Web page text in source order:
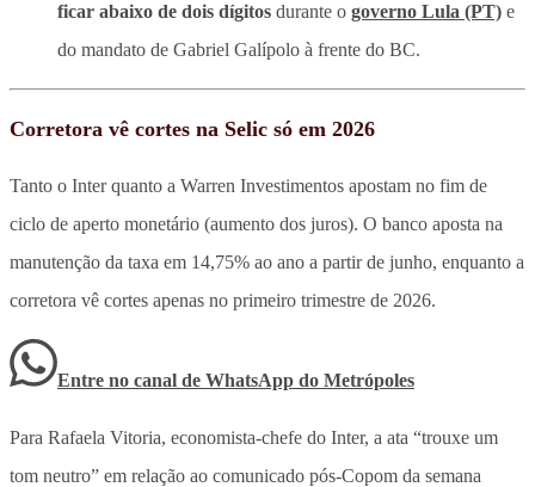
ficar abaixo de dois dígitos durante o governo Lula (PT) e
do mandato de Gabriel Galípolo à frente do BC.
Corretora vê cortes na Selic só em 2026
Tanto o Inter quanto a Warren Investimentos apostam no fim de
ciclo de aperto monetário (aumento dos juros). O banco aposta na
manutenção da taxa em 14,75% ao ano a partir de junho, enquanto a
corretora vê cortes apenas no primeiro trimestre de 2026.
Entre no canal de WhatsApp do Metrópoles
Para Rafaela Vitoria, economista-chefe do Inter, a ata “trouxe um
tom neutro” em relação ao comunicado pós-Copom da semana